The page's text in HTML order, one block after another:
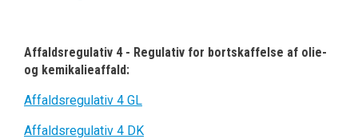
Affaldsregulativ 4 - Regulativ for bortskaffelse af olie-
og kemikalieaffald:
Affaldsregulativ 4 GL
Affaldsregulativ 4 DK